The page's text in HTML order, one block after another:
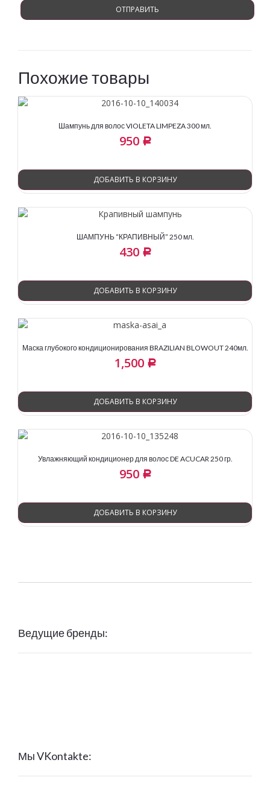
Похожие товары
Шампунь для волос VIOLETA LIMPEZA 300 мл.
950 Р
ДОБАВИТЬ В КОРЗИНУ
ШАМПУНЬ “КРАПИВНЫЙ” 250 мл.
430 Р
ДОБАВИТЬ В КОРЗИНУ
Маска глубокого кондиционирования BRAZILIAN BLOWOUT 240мл.
1,500 Р
ДОБАВИТЬ В КОРЗИНУ
Увлажняющий кондиционер для волос DE ACUCAR 250 гр.
950 Р
ДОБАВИТЬ В КОРЗИНУ
Ведущие бренды:
Мы VKontakte: